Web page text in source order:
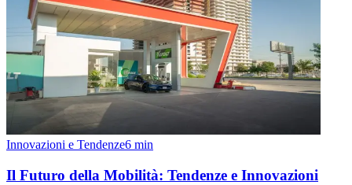
Innovazioni e Tendenze6 min
Il Futuro della Mobilità: Tendenze e Innovazioni